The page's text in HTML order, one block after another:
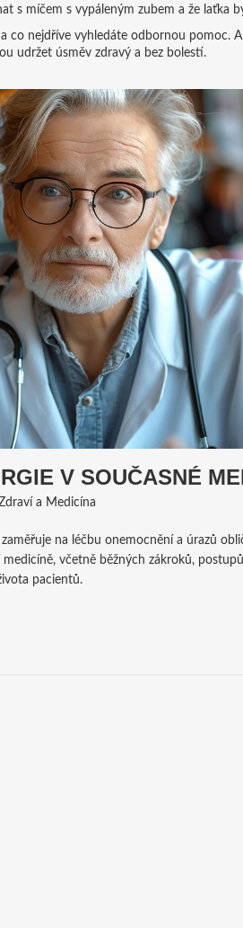
s míčem s vypáleným zubem a že laťka
co nejdříve vyhledáte odbornou pomoc.
udržet úsměv zdravý a bez bolestí.
V SOUČASNÉ
a Medicína
na léčbu onemocnění a úrazů
včetně běžných zákroků,
pacientů.